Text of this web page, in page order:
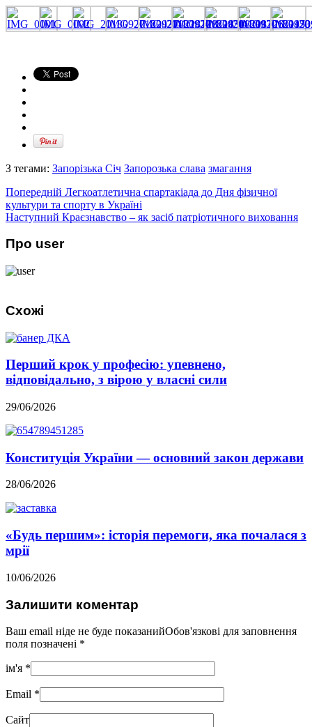
З тегами: Запорізька Січ Запорозька слава змагання
Попередній Легкоатлетична спартакіада до Дня фізичної
культури та спорту в Україні
Наступний Краєзнавство – як засіб патріотичного виховання
Про user
Схожі
Перший крок у професію: упевнено,
відповідально, з вірою у власні сили
29/06/2026
Конституція України — основний закон держави
28/06/2026
«Будь першим»: історія перемоги, яка почалася з
мрії
10/06/2026
Залишити коментар
Ваш email ніде не буде показанийОбов'язкові для заповнення
поля позначені *
ім'я *
Email *
Сайт